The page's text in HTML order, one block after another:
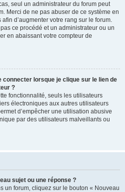
seul un administrateur du forum peut
Merci de ne pas abuser de ce système en
d’augmenter votre rang sur le forum.
ce procédé et un administrateur ou un
en abaissant votre compteur de
connecter lorsque je clique sur le lien de
?
fonctionnalité, seuls les utilisateurs
électroniques aux autres utilisateurs
d’empêcher une utilisation abusive
par des utilisateurs malveillants ou
sujet ou une réponse ?
un forum, cliquez sur le bouton « Nouveau